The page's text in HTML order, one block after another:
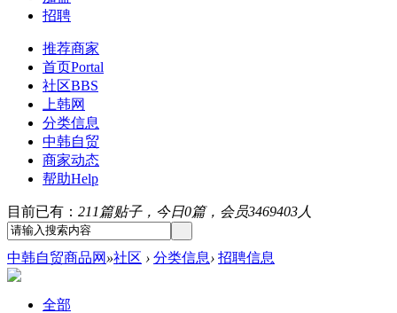
招聘
推荐商家
首页Portal
社区BBS
上韩网
分类信息
中韩自贸
商家动态
帮助Help
目前已有： 211篇贴子，今日0篇，会员3469403人
中韩自贸商品网 »社区 › 分类信息› 招聘信息
全部